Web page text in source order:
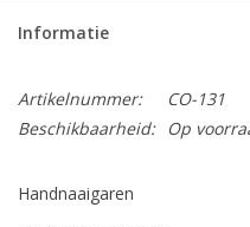
Informatie
Artikelnummer:
CO-131
Beschikbaarheid:
Op
Handnaaigaren